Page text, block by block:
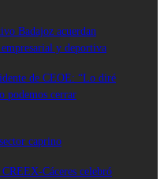
Badajoz acuerdan
y deportiva
de CEOE: “Lo diré
podemos cerrar
caprino
Cáceres celebró